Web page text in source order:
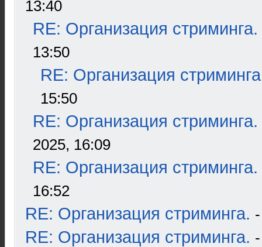
13:40
RE: Организация стриминга.
13:50
RE: Организация
15:50
RE: Организация стриминга.
2025, 16:09
RE: Организация стриминга.
16:52
RE: Организация стриминга.
RE: Организация стриминга.